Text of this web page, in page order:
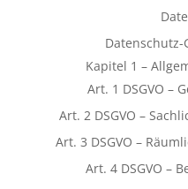
Kapitel 1 –
Art. 1 DSGVO –
Art. 2 DSGVO –
Art. 3 DSGVO –
Art. 4 DSGVO –